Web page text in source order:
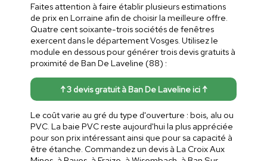
Faites attention à faire établir plusieurs estimations
de prix en Lorraine afin de choisir la meilleure offre.
Quatre cent soixante-trois sociétés de fenêtres
exercent dans le département Vosges. Utilisez le
module en dessous pour générer trois devis gratuits à
proximité de Ban De Laveline (88) :
↑ 3 devis gratuit à Ban De Laveline ici ↑
Le coût varie au gré du type d'ouverture : bois, alu ou
PVC. La baie PVC reste aujourd'hui la plus appréciée
pour son prix intéressant ainsi que pour sa capacité à
être étanche. Commandez un devis à La Croix Aux